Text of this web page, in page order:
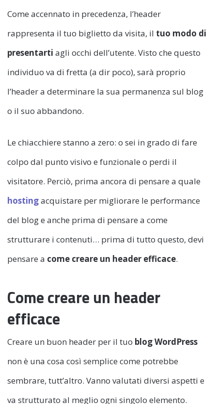
Come accennato in precedenza, l’header
rappresenta il tuo biglietto da visita, il tuo modo di
presentarti agli occhi dell’utente. Visto che questo
individuo va di fretta (a dir poco), sarà proprio
l’header a determinare la sua permanenza sul blog
o il suo abbandono.
Le chiacchiere stanno a zero: o sei in grado di fare
colpo dal punto visivo e funzionale o perdi il
visitatore. Perciò, prima ancora di pensare a quale
hostingacquistare per migliorare le performance
del blog e anche prima di pensare a come
strutturare i contenuti… prima di tutto questo, devi
pensare a come creare un header efficace.
Come creare un header
efficace
Creare un buon header per il tuo blog WordPress
non è una cosa così semplice come potrebbe
sembrare, tutt’altro. Vanno valutati diversi aspetti e
va strutturato al meglio ogni singolo elemento.